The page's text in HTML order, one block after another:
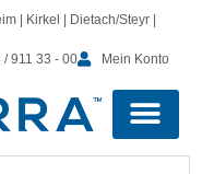
| Kirkel | Dietach/Steyr |
/ 911 33 - 00 Mein Konto